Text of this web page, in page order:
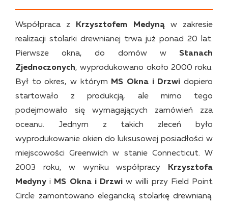
Współpraca z Krzysztofem Medynąw zakresie
realizacji stolarki drewnianej trwa już ponad 20 lat.
Pierwsze okna, do domów w Stanach
Zjednoczonych, wyprodukowano około 2000 roku.
Był to okres, w którym
MS Okna i Drzwi dopiero
startowało z produkcją, ale mimo tego
podejmowało się wymagających zamówień zza
oceanu. Jednym z takich zleceń było
wyprodukowanie okien do luksusowej posiadłości w
miejscowości Greenwich w stanie Connecticut. W
2003 roku, w wyniku współpracy
Krzysztofa
Medyny i MS Okna i Drzwi w willi przy Field Point
Circle zamontowano elegancką stolarkę drewnianą.